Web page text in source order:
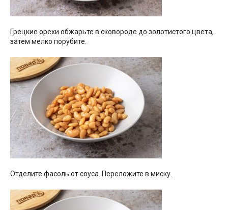
Грецкие орехи обжарьте в сковороде до золотистого цвета,
затем мелко порубите.
Отделите фасоль от соуса. Переложите в миску.